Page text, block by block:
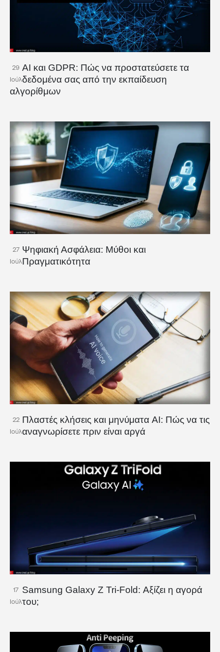
29
Ιούλ
AI και GDPR: Πώς να προστατεύσετε τα
δεδομένα σας από την εκπαίδευση
αλγορίθμων
27
Ιούλ
Ψηφιακή Ασφάλεια: Μύθοι και
Πραγματικότητα
22
Ιούλ
Πλαστές κλήσεις και μηνύματα AI: Πώς να τις
αναγνωρίσετε πριν είναι αργά
17
Ιούλ
Samsung Galaxy Z Tri-Fold: Αξίζει η αγορά
του;